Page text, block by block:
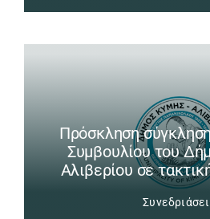
Πρόσκληση
Συμβουλίου του
Αλιβερίου σε